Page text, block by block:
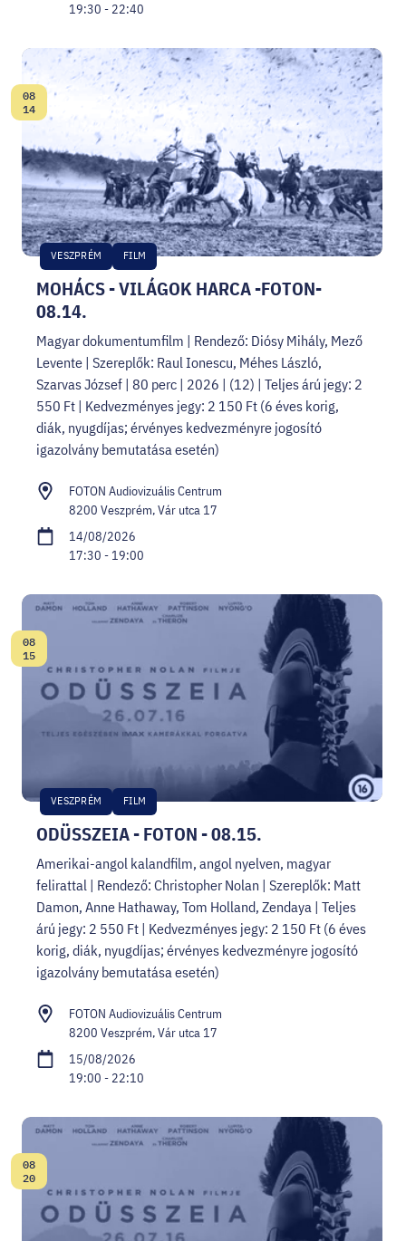
19:30 - 22:40
MOHÁCS - VILÁGOK HARCA -FOTON-
08.14.
VESZPRÉM FILM
Date:
08
14
Magyar dokumentumfilm | Rendező: Diósy Mihály, Mező
Levente | Szereplők: Raul Ionescu, Méhes László,
Szarvas József | 80 perc | 2026 | (12) | Teljes árú jegy: 2
550 Ft | Kedvezményes jegy: 2 150 Ft (6 éves korig,
diák, nyugdíjas; érvényes kedvezményre jogosító
igazolvány bemutatása esetén)
FOTON Audiovizuális Centrum
8200 Veszprém, Vár utca 17
14/08/2026
17:30 - 19:00
ODÜSSZEIA - FOTON - 08.15.
VESZPRÉM FILM
Date:
08
15
Amerikai-angol kalandfilm, angol nyelven, magyar
felirattal | Rendező: Christopher Nolan | Szereplők: Matt
Damon, Anne Hathaway, Tom Holland, Zendaya | Teljes
árú jegy: 2 550 Ft | Kedvezményes jegy: 2 150 Ft (6 éves
korig, diák, nyugdíjas; érvényes kedvezményre jogosító
igazolvány bemutatása esetén)
FOTON Audiovizuális Centrum
8200 Veszprém, Vár utca 17
15/08/2026
19:00 - 22:10
Date:
08
20